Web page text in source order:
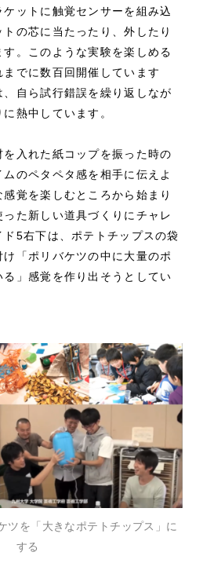
ットに触覚センサーを組み込
の芯に当たったり、外したり
。このような実験を楽しめる
でに数百回開催しています
自ら試行錯誤を繰り返しなが
熱中しています。
入れた紙コップを振った時の
のペタペタ感を相手に伝えよ
覚を楽しむところから始まり
た新しい道具づくりにチャレ
5右下は、ポテトチップスの袋
「ポリバケツの中に大量のポ
」感覚を作り出そうとしてい
を「大きなポテトチップス」に
する